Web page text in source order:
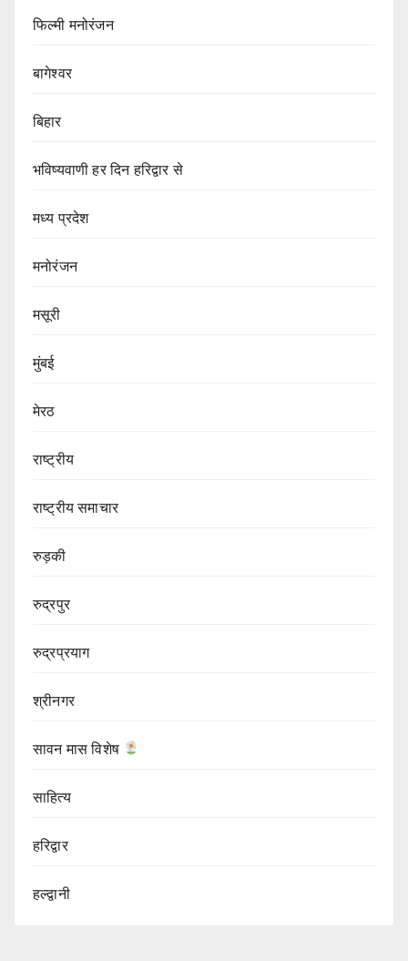
फिल्मी मनोरंजन
बागेश्वर
बिहार
भविष्यवाणी हर दिन हरिद्वार से
मध्य प्रदेश
मनोरंजन
मसूरी
मुंबई
मेरठ
राष्ट्रीय
राष्ट्रीय समाचार
रुड़की
रुद्रपुर
रुद्रप्रयाग
श्रीनगर
सावन मास विशेष
साहित्य
हरिद्वार
हल्द्वानी